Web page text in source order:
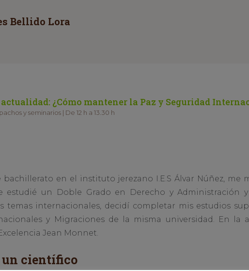
Bellido Lora
¿Cómo mantener la Paz y Seguridad
y seminarios | De 12 h a 13.30 h
bachillerato en el instituto jerezano I.E.S Álvar Núñez, me
estudié un Doble Grado en Derecho y Administración
temas internacionales, decidí completar mis estudios
y Migraciones de la misma universidad. En la
Jean Monnet.
un científico